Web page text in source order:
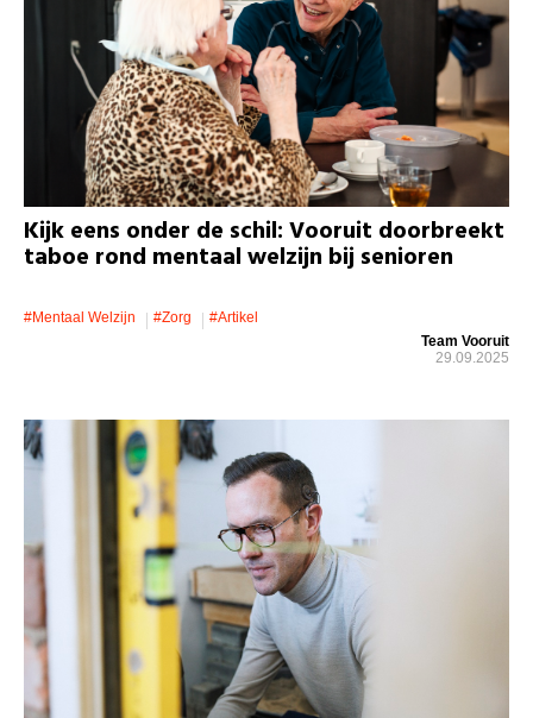
Kijk eens onder de schil: Vooruit doorbreekt
taboe rond mentaal welzijn bij senioren
#mentaal Welzijn #zorg
#artikel
Team Vooruit
29.09.2025